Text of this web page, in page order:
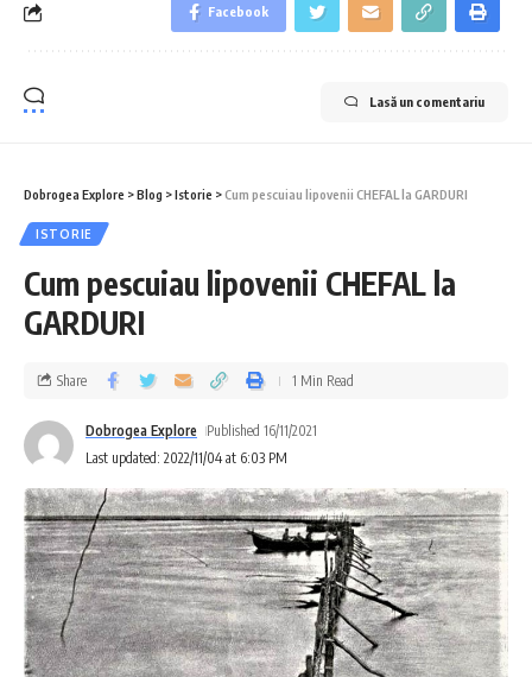
Facebook
Lasă un comentariu
Dobrogea Explore >Blog >Istorie >Cum pescuiau lipovenii CHEFAL la GARDURI
ISTORIE
Cum pescuiau lipovenii CHEFAL la
GARDURI
Last updated: 2022/11/04 at 6:03 PM
Dobrogea Explore Published 16/11/2021
Share 1 Min Read